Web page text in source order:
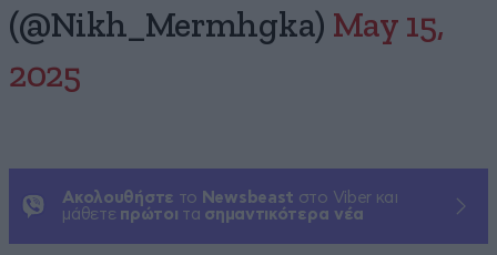
(@Nikh_Mermhgka) May 15,
2025
Ακολουθήστε το Newsbeast στο Viber και
μάθετε πρώτοι τα σημαντικότερα νέα